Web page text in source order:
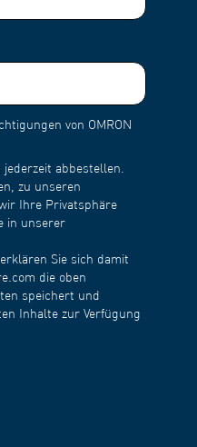
von OMRON
jederzeit abbestellen.
zu unseren
Ihre Privatsphäre
in unserer
Sie sich damit
die oben
speichert und
Inhalte zur Verfügung